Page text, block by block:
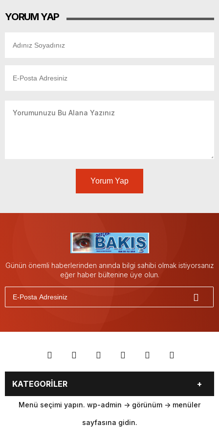
YORUM YAP
Yorum Yap
Günün önemli haberlerinden anında bilgi sahibi olmak istiyorsanız
eğer haber bültenine üye olun.
KATEGORİLER
Menü seçimi yapın. wp-admin -> görünüm -> menüler
sayfasına gidin.